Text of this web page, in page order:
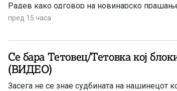
Радев како одговор на новинарско
група млади Евреи од Италија. Инцидентот
фестивал.
пред 15 часа
Се бара Тетовец/Тетовка кој
(ВИДЕО)
Засега не се знае судбината на нашинецот